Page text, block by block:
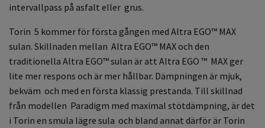
intervallpass på asfalt eller grus.
Torin 5 kommer för första gången med Altra EGO™ MAX
sulan. Skillnaden mellan Altra EGO™ MAX och den
traditionella Altra EGO™ sulan är att Altra EGO ™ MAX ger
lite mer respons och är mer hållbar. Dämpningen är mjuk,
bekväm och med en första klassig prestanda. Till skillnad
från modellen Paradigm med maximal stötdämpning, är det
i Torin en smula lägre sula och bland annat därför är Torin